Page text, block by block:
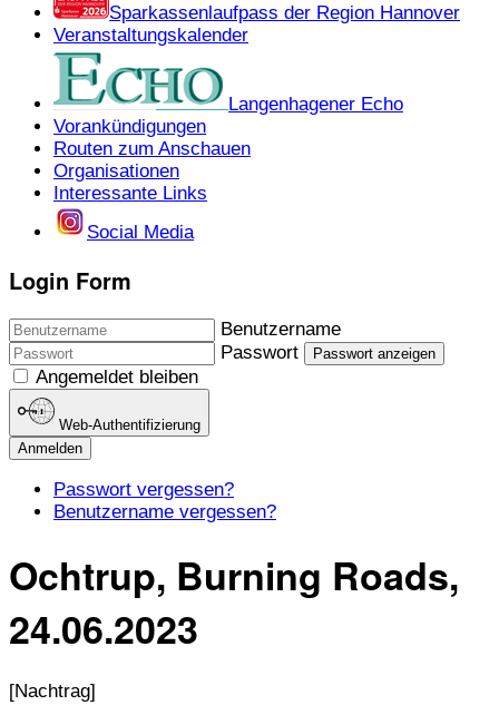
Sparkassenlaufpass der Region Hannover
Veranstaltungskalender
Langenhagener Echo
Vorankündigungen
Routen zum Anschauen
Organisationen
Interessante Links
Social Media
Login Form
Benutzername
Passwort
Passwort anzeigen
Angemeldet bleiben
Web-Authentifizierung
Anmelden
Passwort vergessen?
Benutzername vergessen?
Ochtrup, Burning Roads,
24.06.2023
[Nachtrag]